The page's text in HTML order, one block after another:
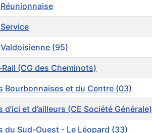
(95)
(CG des Cheminots)
Bourbonnaises et du Centre (03)
d’ici et d’ailleurs (CE Société Générale)
du Sud-Ouest - Le Léopard (33)